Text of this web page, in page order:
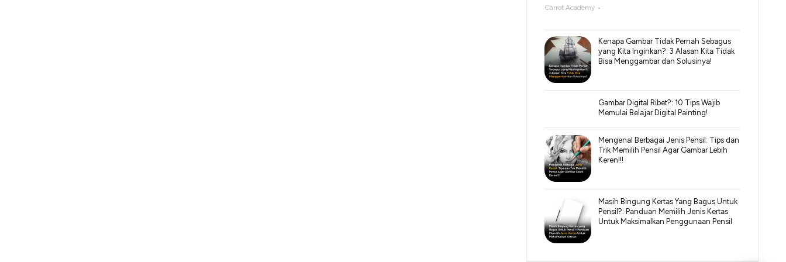
Carrot Academy
Kenapa Gambar Tidak Pernah Sebagus
yang Kita Inginkan?: 3 Alasan Kita Tidak
Bisa Menggambar dan Solusinya!
Gambar Digital Ribet?: 10 Tips Wajib
Memulai Belajar Digital Painting!
Mengenal Berbagai Jenis Pensil: Tips dan
Trik Memilih Pensil Agar Gambar Lebih
Keren!!!
Masih Bingung Kertas Yang Bagus Untuk
Pensil?: Panduan Memilih Jenis Kertas
Untuk Maksimalkan Penggunaan Pensil